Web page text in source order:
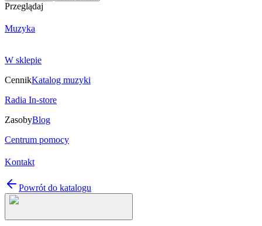
Przeglądaj
Muzyka
W sklepie
CennikKatalog muzyki
Radia In-store
ZasobyBlog
Centrum pomocy
Kontakt
Powrót do katalogu